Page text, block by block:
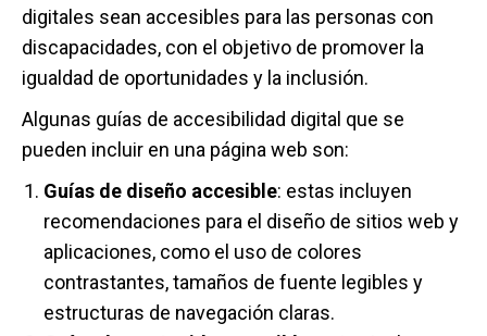
digitales sean accesibles para las personas con
discapacidades, con el objetivo de promover la
igualdad de oportunidades y la inclusión.
Algunas guías de accesibilidad digital que se
pueden incluir en una página web son:
Guías de diseño accesible: estas incluyen
recomendaciones para el diseño de sitios web y
aplicaciones, como el uso de colores
contrastantes, tamaños de fuente legibles y
estructuras de navegación claras.